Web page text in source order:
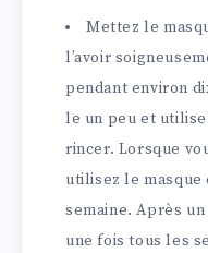
Mettez le
l’avoir
pendant environ
le un peu et
rincer. Lorsque
utilisez le
semaine. Après
une fois tous les